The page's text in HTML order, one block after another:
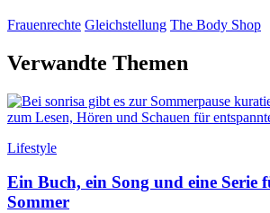
Frauenrechte Gleichstellung The Body Shop
Verwandte Themen
Lifestyle
Ein Buch, ein Song und eine Serie
Sommer